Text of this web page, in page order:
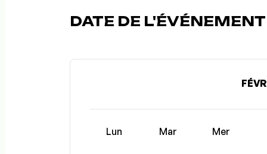
DATE DE L'ÉVÉNEMENT
Lun Mar Mer